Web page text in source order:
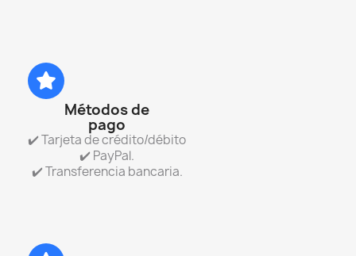
Métodos de
pago
✔️ Tarjeta de crédito/débito
✔️ PayPal.
✔️ Transferencia bancaria.